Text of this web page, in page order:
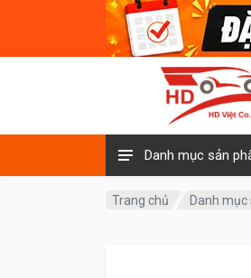
Danh mục sản
Trang chủ Danh mục